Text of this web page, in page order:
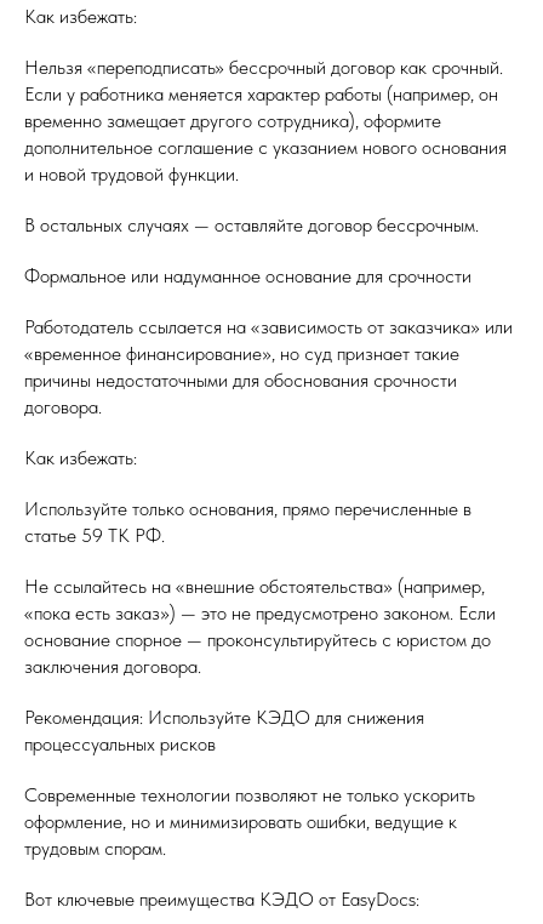
Как избежать:
Нельзя «переподписать» бессрочный договор как срочный.
Если у работника меняется характер работы (например, он
временно замещает другого сотрудника), оформите
дополнительное соглашение с указанием нового основания
и новой трудовой функции.
В остальных случаях — оставляйте договор бессрочным.
Формальное или надуманное основание для срочности
Работодатель ссылается на «зависимость от заказчика» или
«временное финансирование», но суд признает такие
причины недостаточными для обоснования срочности
договора.
Как избежать:
Используйте только основания, прямо перечисленные в
статье 59 ТК РФ.
Не ссылайтесь на «внешние обстоятельства» (например,
«пока есть заказ») — это не предусмотрено законом. Если
основание спорное — проконсультируйтесь с юристом до
заключения договора.
Рекомендация: Используйте КЭДО для снижения
процессуальных рисков
Современные технологии позволяют не только ускорить
оформление, но и минимизировать ошибки, ведущие к
трудовым спорам.
Вот ключевые преимущества КЭДО от EasyDocs: